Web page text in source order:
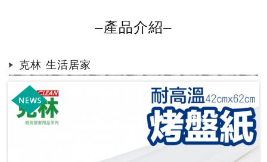
–產品介紹–
克林 生活居家